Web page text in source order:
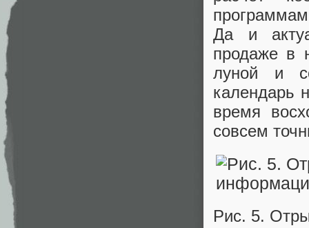
Да и
продаже в
луной и
календарь
время
совсем
Рис. 5.